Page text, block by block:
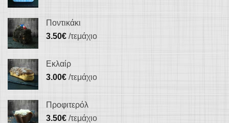
Ποντικάκι
3.50€ /τεμάχιο
Εκλαίρ
3.00€ /τεμάχιο
Προφιτερόλ
3.50€ /τεμάχιο